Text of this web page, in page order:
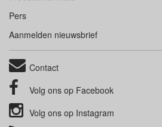
Pers
Aanmelden nieuwsbrief
Contact
Volg ons op Facebook
Volg ons op Instagram